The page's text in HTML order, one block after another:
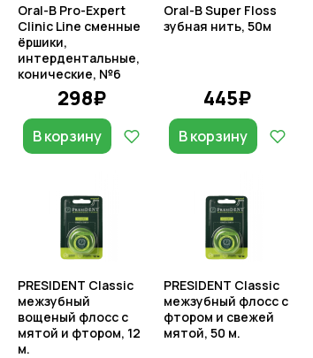
Oral-B Pro-Expert
Clinic Line сменные
ёршики,
интердентальные,
конические, №6
298₽
В корзину
Oral-B Super Floss
зубная нить, 50м
445₽
В корзину
PRESIDENT Classic
межзубный
вощеный флосс с
мятой и фтором, 12
м.
PRESIDENT Classic
межзубный флосс с
фтором и свежей
мятой, 50 м.